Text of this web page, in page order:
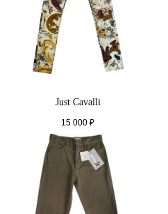
Just Cavalli
15 000 ₽